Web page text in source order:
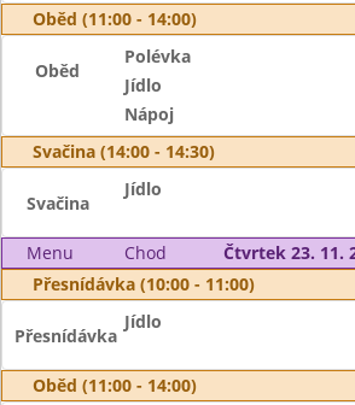
Oběd (11:00 - 14:00)
Oběd
Polévka
Jídlo
Nápoj
Svačina (14:00 - 14:30)
Svačina
Jídlo
Menu Chod
Čtvrtek 23. 11.
Přesnídávka (10:00 - 11:00)
Přesnídávka
Jídlo
Oběd (11:00 - 14:00)